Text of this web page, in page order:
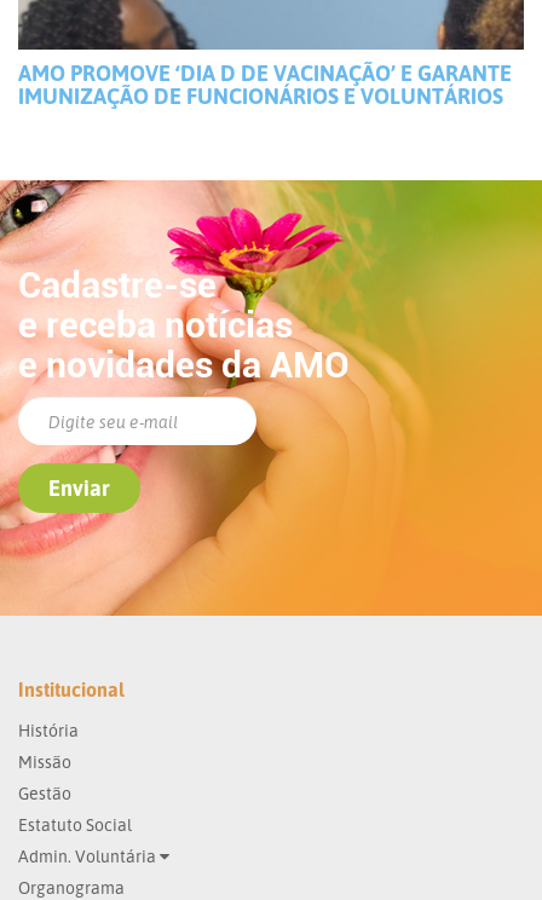
AMO PROMOVE ‘DIA D DE VACINAÇÃO’ E GARANTE
IMUNIZAÇÃO DE FUNCIONÁRIOS E VOLUNTÁRIOS
Cadastre-se
e receba notícias
e novidades da AMO
Institucional
História
Missão
Gestão
Estatuto Social
Admin. Voluntária
Organograma